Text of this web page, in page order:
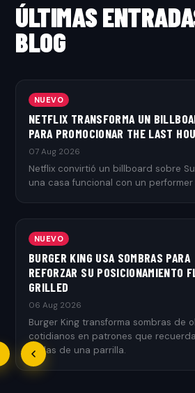
ÚLTIMAS
BLOG
NUEVO
NETFLIX TRANSFORMA UN
PARA PROMOCIONAR THE LAST
07 Aug 2026
Netflix convirtió un billboard sobre
una casa funcional con un
NUEVO
BURGER KING USA SOMBRAS PARA
REFORZAR SU POSICIONAMIENTO
GRILLED
06 Aug 2026
Burger King transforma sombras de
cotidianos en patrones que
rejillas de una parrilla.